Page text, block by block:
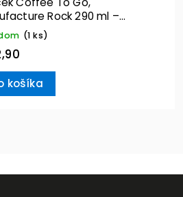
Rock 290 ml –
& Boch
(1 ks)
košíka